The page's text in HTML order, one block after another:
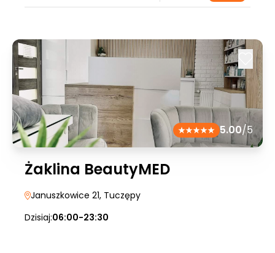
5.00/5
Żaklina BeautyMED
Januszkowice 21, Tuczępy
Dzisiaj:06:00-23:30